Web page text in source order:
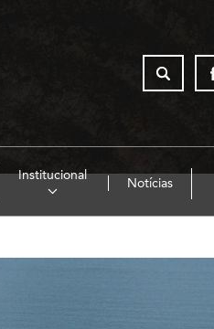
Institucional
Notícias